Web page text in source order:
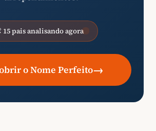
15 pais analisando agora
o Nome Perfeito→